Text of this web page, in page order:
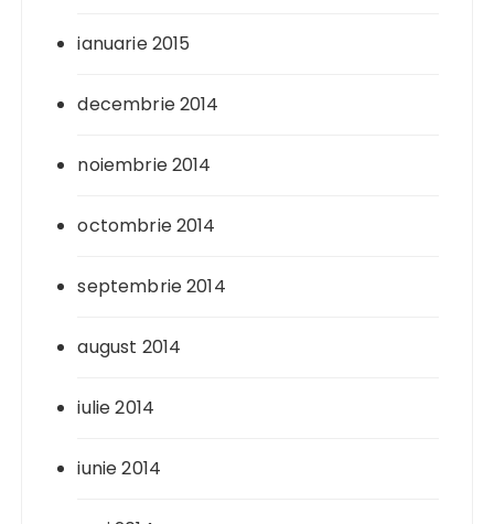
ianuarie 2015
decembrie 2014
noiembrie 2014
octombrie 2014
septembrie 2014
august 2014
iulie 2014
iunie 2014